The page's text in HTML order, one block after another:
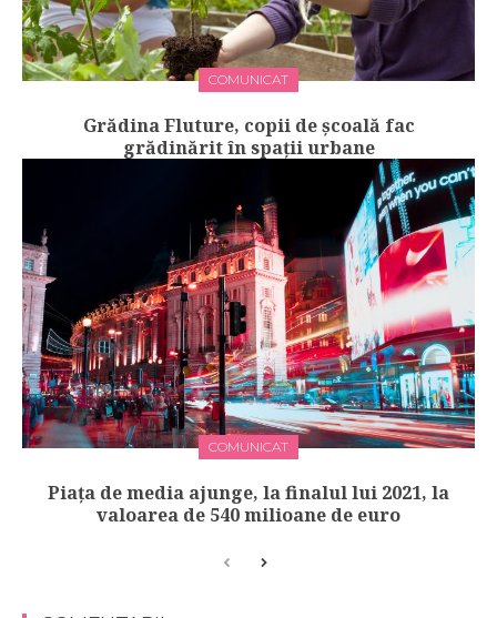
COMUNICAT
Grădina Fluture, copii de școală fac
grădinărit în spații urbane
COMUNICAT
Piața de media ajunge, la finalul lui 2021, la
valoarea de 540 milioane de euro